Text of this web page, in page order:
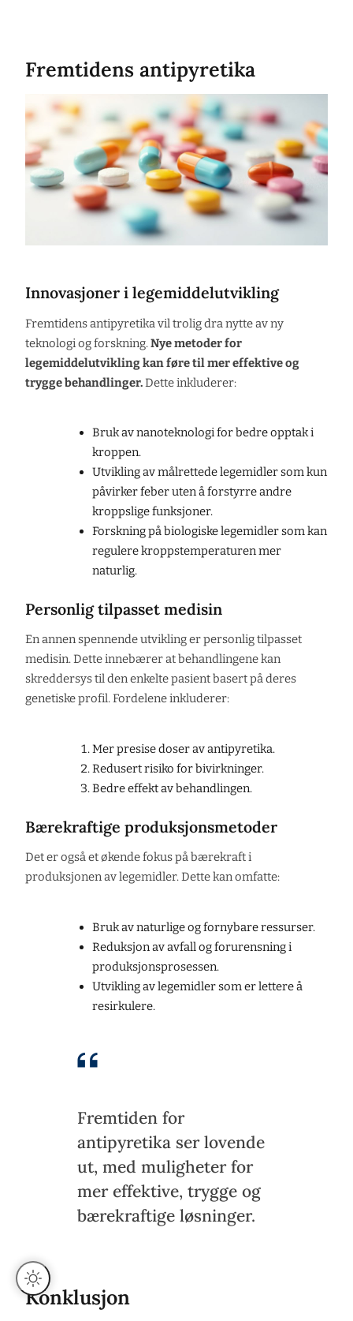
Fremtidens antipyretika
Innovasjoner i legemiddelutvikling
Fremtidens antipyretika vil trolig dra nytte av ny
teknologi og forskning. Nye metoder for
legemiddelutvikling kan føre til mer effektive og
trygge behandlinger. Dette inkluderer:
Bruk av nanoteknologi for bedre opptak i
kroppen.
Utvikling av målrettede legemidler som kun
påvirker feber uten å forstyrre andre
kroppslige funksjoner.
Forskning på biologiske legemidler som kan
regulere kroppstemperaturen mer
naturlig.
Personlig tilpasset medisin
En annen spennende utvikling er personlig tilpasset
medisin. Dette innebærer at behandlingene kan
skreddersys til den enkelte pasient basert på deres
genetiske profil. Fordelene inkluderer:
Mer presise doser av antipyretika.
Redusert risiko for bivirkninger.
Bedre effekt av behandlingen.
Bærekraftige produksjonsmetoder
Det er også et økende fokus på bærekraft i
produksjonen av legemidler. Dette kan omfatte:
Bruk av naturlige og fornybare ressurser.
Reduksjon av avfall og forurensning i
produksjonsprosessen.
Utvikling av legemidler som er lettere å
resirkulere.
Fremtiden for
antipyretika ser lovende
ut, med muligheter for
mer effektive, trygge og
bærekraftige løsninger.
Konklusjon